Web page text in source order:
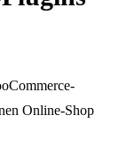
Online-Shop